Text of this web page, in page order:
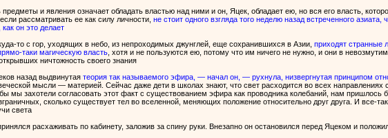
предметы и явления означает обладать властью над ними и он, Яцек, обладает ею, но вся его власть,
рассматривать ее как силу личности, не стоит одного взгляда того неделю назад встреченного
он это делает
то с гор, уходящих в небо, из непроходимых джунглей, еще сохранившихся в Азии, приходят странные
таки магическую власть, хотя и не пользуются ею, потому что им ничего не нужно, и они в
ничтожность своего знания
назад выдвинутая теория так называемого эфира, — начал он, — рухнула, низвергнутая принципом
мысли — материей. Сейчас даже дети в школах знают, что свет расходится во всех направлениях
мы захотели согласовать этот факт с существованием эфира как проводника колебаний, нам пришлось
сколько существует тел во вселенной, меняющих положение относительно друг друга. И все-
света
расхаживать по кабинету, заложив за спину руки. Внезапно он остановился перед Яцеком и